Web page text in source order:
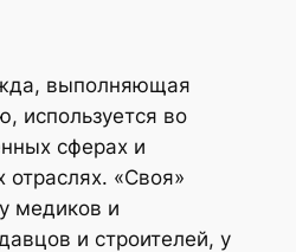
выполняющая
используется во
сферах и
отраслях. «Своя»
медиков и
и строителей, у